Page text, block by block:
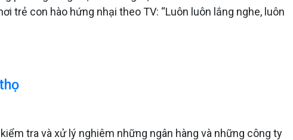
trẻ con hào hứng nhại theo TV: “Luôn luôn lắng nghe, luôn
tra và xử lý nghiêm những ngân hàng và những công ty